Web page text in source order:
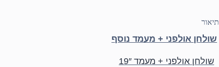
תיאור
שולחן אולפני + מעמד נוסף
שולחן אולפני + מעמד 19″